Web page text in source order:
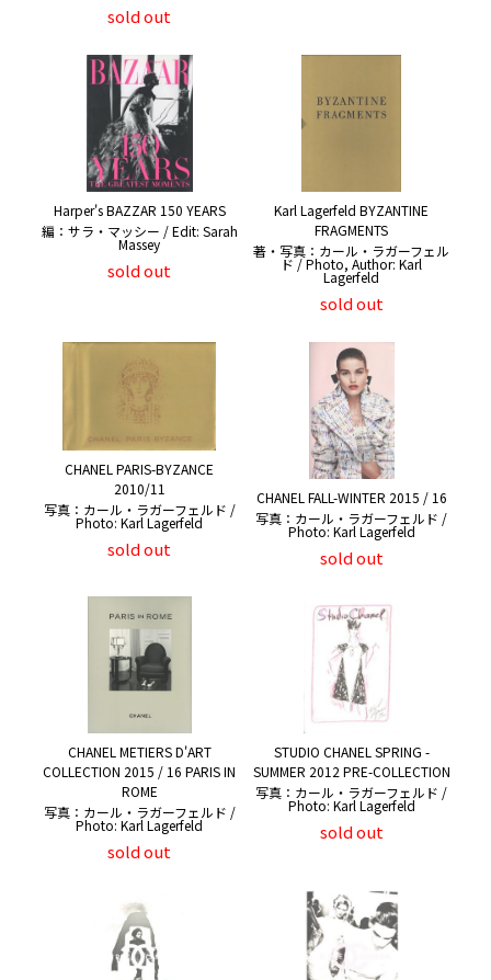
sold out
Harper's BAZZAR 150 YEARS
編：サラ・マッシー / Edit: Sarah
Massey
sold out
Karl Lagerfeld BYZANTINE
FRAGMENTS
著・写真：カール・ラガーフェル
ド / Photo, Author: Karl
Lagerfeld
sold out
CHANEL PARIS-BYZANCE
2010/11
写真：カール・ラガーフェルド /
Photo: Karl Lagerfeld
sold out
CHANEL FALL-WINTER 2015 / 16
写真：カール・ラガーフェルド /
Photo: Karl Lagerfeld
sold out
CHANEL METIERS D'ART
COLLECTION 2015 / 16 PARIS IN
ROME
写真：カール・ラガーフェルド /
Photo: Karl Lagerfeld
sold out
STUDIO CHANEL SPRING -
SUMMER 2012 PRE-COLLECTION
写真：カール・ラガーフェルド /
Photo: Karl Lagerfeld
sold out